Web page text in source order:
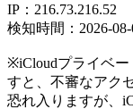
IP：216.73.216.52
検知時間：2026-08-
※iCloudプライベー
すと、不審なアク
恐れ入りますが、